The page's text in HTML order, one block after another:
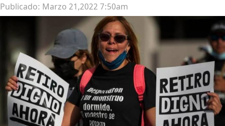
Publicado: Marzo 21,2022 7:50am